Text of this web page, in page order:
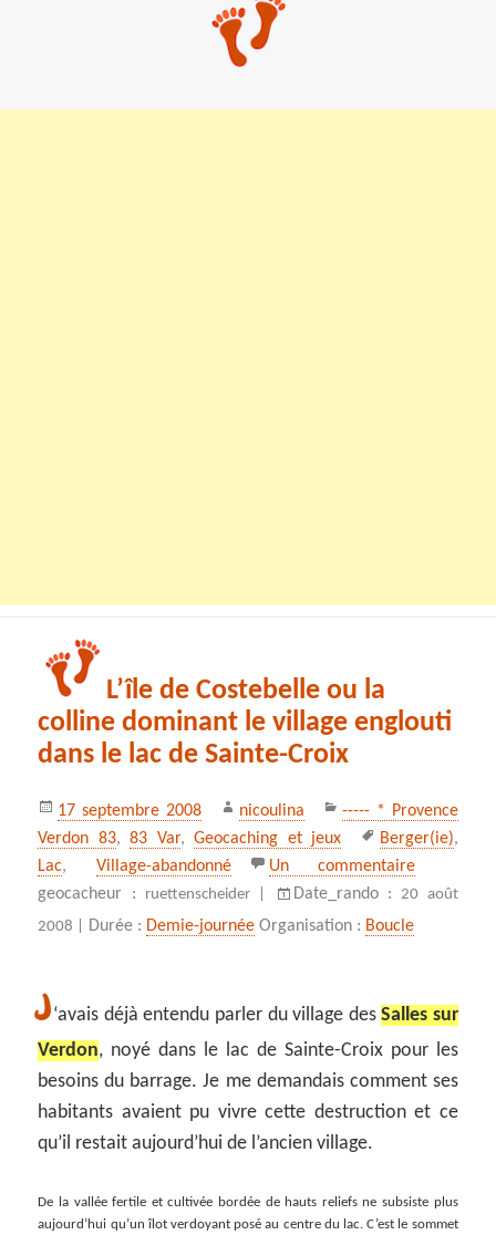
L’île de Costebelle ou la
colline dominant le village englouti
dans le lac de Sainte-Croix
Publié
le
17 septembre 2008 Auteur
nicoulina Catégories
----- * Provence
Verdon 83,83 Var,Geocaching et jeux
Mots-
clés
Berger(ie),
Lac, Village-abandonné Un commentaire
geocacheur : ruettenscheider | Date_rando :20 août
2008 |
Durée : Demie-journée Organisation : Boucle
J‘avais déjà entendu parler du village desSalles sur
Verdon, noyé dans le lac de Sainte-Croix pour les
besoins du barrage. Je me demandais comment ses
habitants avaient pu vivre cette destruction et ce
qu’il restait aujourd’hui de l’ancien village.
De la vallée fertile et cultivée bordée de hauts reliefs ne subsiste plus
aujourd’hui qu’un îlot verdoyant posé au centre du lac. C’est le sommet